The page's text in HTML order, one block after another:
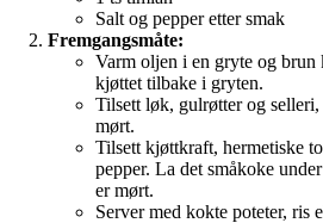
Salt og pepper etter smak
Fremgangsmåte:
Varm oljen i en gryte og
kjøttet tilbake i gryten.
Tilsett løk, gulrøtter og
mørt.
Tilsett kjøttkraft, hermetiske
pepper. La det småkoke
er mørt.
Server med kokte poteter, ris